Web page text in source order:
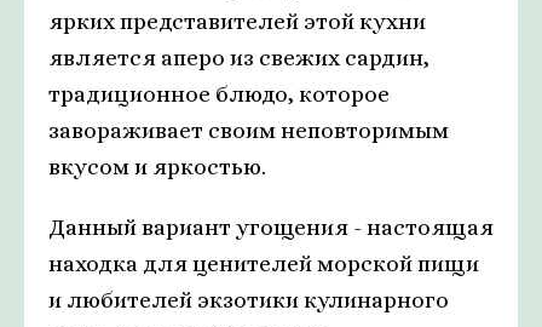
ярких представителей этой кухни
является аперо из свежих сардин,
традиционное блюдо, которое
завораживает своим неповторимым
вкусом и яркостью.
Данный вариант угощения - настоящая
находка для ценителей морской пищи
и любителей экзотики кулинарного